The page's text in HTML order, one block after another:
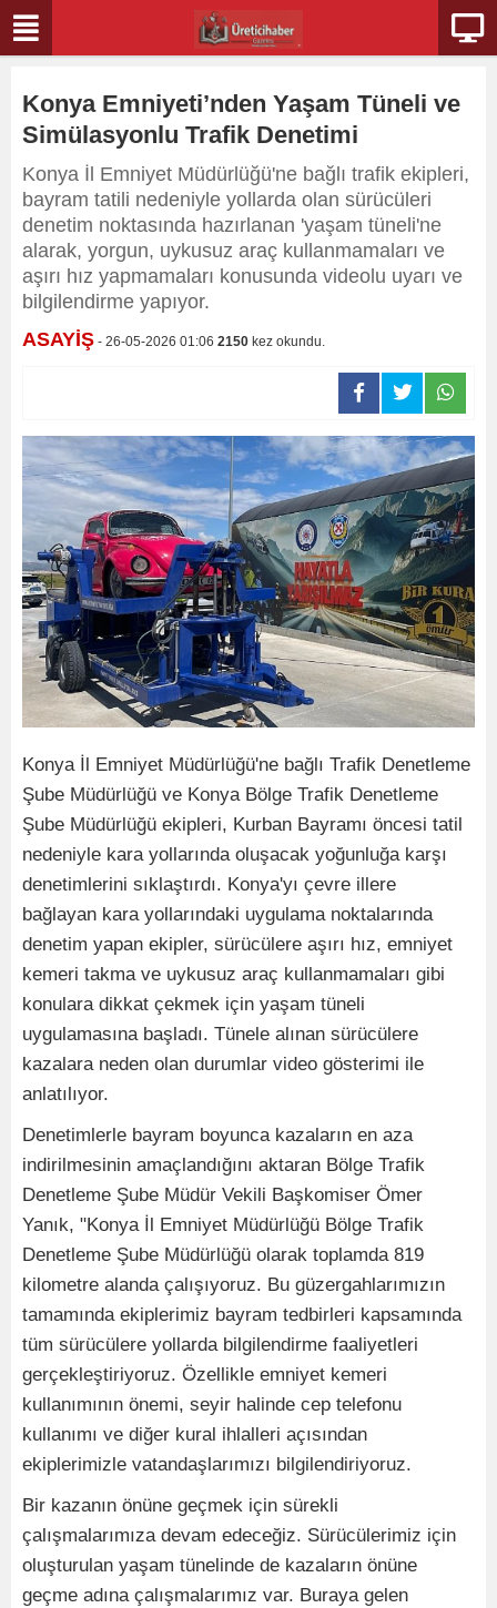
Konya Emniyeti’nden Yaşam Tüneli ve
Simülasyonlu Trafik Denetimi
Konya İl Emniyet Müdürlüğü'ne bağlı trafik ekipleri,
bayram tatili nedeniyle yollarda olan sürücüleri
denetim noktasında hazırlanan 'yaşam tüneli'ne
alarak, yorgun, uykusuz araç kullanmamaları ve
aşırı hız yapmamaları konusunda videolu uyarı ve
bilgilendirme yapıyor.
ASAYİŞ - 26-05-2026 01:06 2150 kez okundu.
Konya İl Emniyet Müdürlüğü'ne bağlı Trafik Denetleme
Şube Müdürlüğü ve Konya Bölge Trafik Denetleme
Şube Müdürlüğü ekipleri, Kurban Bayramı öncesi tatil
nedeniyle kara yollarında oluşacak yoğunluğa karşı
denetimlerini sıklaştırdı. Konya'yı çevre illere
bağlayan kara yollarındaki uygulama noktalarında
denetim yapan ekipler, sürücülere aşırı hız, emniyet
kemeri takma ve uykusuz araç kullanmamaları gibi
konulara dikkat çekmek için yaşam tüneli
uygulamasına başladı. Tünele alınan sürücülere
kazalara neden olan durumlar video gösterimi ile
anlatılıyor.
Denetimlerle bayram boyunca kazaların en aza
indirilmesinin amaçlandığını aktaran Bölge Trafik
Denetleme Şube Müdür Vekili Başkomiser Ömer
Yanık, "Konya İl Emniyet Müdürlüğü Bölge Trafik
Denetleme Şube Müdürlüğü olarak toplamda 819
kilometre alanda çalışıyoruz. Bu güzergahlarımızın
tamamında ekiplerimiz bayram tedbirleri kapsamında
tüm sürücülere yollarda bilgilendirme faaliyetleri
gerçekleştiriyoruz. Özellikle emniyet kemeri
kullanımının önemi, seyir halinde cep telefonu
kullanımı ve diğer kural ihlalleri açısından
ekiplerimizle vatandaşlarımızı bilgilendiriyoruz.
Bir kazanın önüne geçmek için sürekli
çalışmalarımıza devam edeceğiz. Sürücülerimiz için
oluşturulan yaşam tünelinde de kazaların önüne
geçme adına çalışmalarımız var. Buraya gelen